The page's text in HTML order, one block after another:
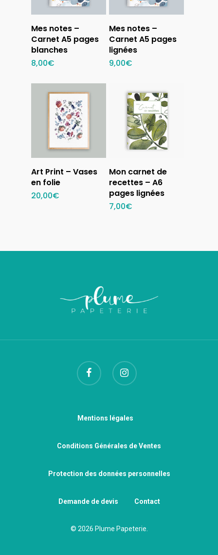
Ajouter au
panier
Mes notes –
Carnet A5 pages
blanches
8,00€
Ajouter au
panier
Mes notes –
Carnet A5 pages
lignées
9,00€
Ajouter au
panier
Art Print – Vases
en folie
20,00€
Ajouter au
panier
Mon carnet de
recettes – A6
pages lignées
7,00€
Mentions légales
Conditions Générales de Ventes
Protection des données personnelles
Demande de devis Contact
© 2026 Plume Papeterie.